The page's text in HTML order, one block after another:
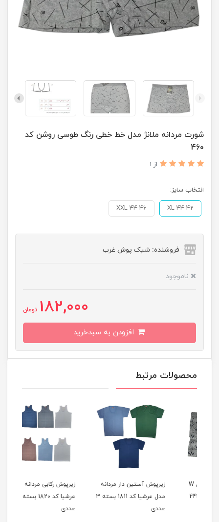
شورت مردانه ملانژ مدل خط خطی رنگ طوسی روشن کد
460
از 1
انتخاب سایز:
XL 44-42
XXL 44-46
فروشنده: شیک پوش غرب
ناموجود
182,000 تومان
محصولات مرتبط
زیرپوش آستین دار مردانه
مدل عرشیا کد 1811 بسته 3
زیرپوش رکابی مردانه مدل
عرشیا کد 1820 بسته 8